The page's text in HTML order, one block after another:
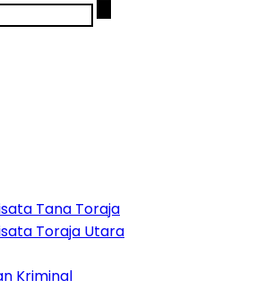
Tana Toraja
Toraja Utara
Kriminal